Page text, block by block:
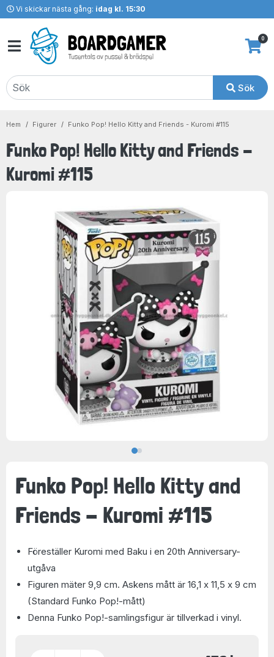
Vi skickar nästa gång: idag kl. 15:30
Sök
0
Hem Figurer Funko Pop! Hello Kitty and Friends - Kuromi #115
Funko Pop! Hello Kitty and Friends -
Kuromi #115
Funko Pop! Hello Kitty and
Friends - Kuromi #115
Föreställer Kuromi med Baku i en 20th Anniversary-
utgåva
Figuren mäter 9,9 cm. Askens mått är 16,1 x 11,5 x 9 cm
(Standard Funko Pop!-mått)
Denna Funko Pop!-samlingsfigur är tillverkad i vinyl.